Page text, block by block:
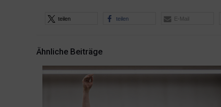
teilen teilen E-Mail
Ähnliche Beiträge